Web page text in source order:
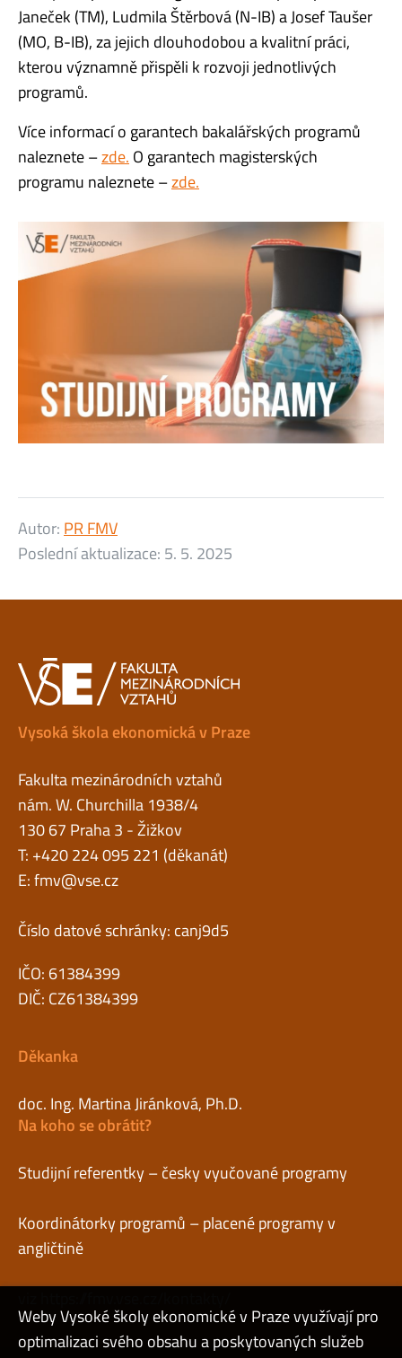
Janeček (TM), Ludmila Štěrbová (N-IB) a Josef Taušer
(MO, B-IB), za jejich dlouhodobou a kvalitní práci,
kterou významně přispěli k rozvoji jednotlivých
programů.
Více informací o garantech bakalářských programů
naleznete –zde. O garantech magisterských
programu naleznete –zde.
Autor:PR FMV
Poslední aktualizace: 5. 5. 2025
Vysoká škola ekonomická v Praze
Fakulta mezinárodních vztahů
nám. W. Churchilla 1938/4
130 67 Praha 3 - Žižkov
T: +420 224 095 221 (děkanát)
E:fmv@vse.cz
Číslo datové schránky: canj9d5
IČO: 61384399
DIČ: CZ61384399
Děkanka
doc. Ing. Martina Jiránková, Ph.D.
Na koho se obrátit?
Studijní referentky – česky vyučované programy
Koordinátorky programů – placené programy v
angličtině
Weby Vysoké školy ekonomické v Praze využívají pro
optimalizaci svého obsahu a poskytovaných služeb